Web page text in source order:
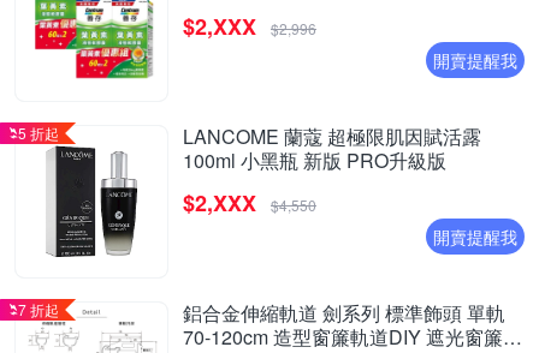
$2,XXX $2,996
開賣提醒我
5 折起
LANCOME 蘭蔻 超極限肌因賦活露
100ml 小黑瓶 新版 PRO升級版
$2,XXX $4,550
開賣提醒我
7 折起
鋁合金伸縮軌道 劍系列 標準飾頭 單軌
70-120cm 造型窗簾軌道DIY 遮光窗簾用